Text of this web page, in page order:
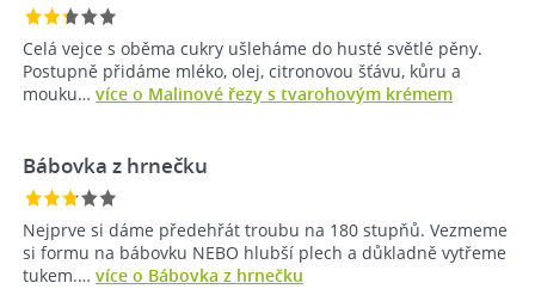
Celá vejce s oběma cukry ušleháme do husté světlé pěny.
Postupně přidáme mléko, olej, citronovou šťávu, kůru a
mouku… více o Malinové řezy s tvarohovým krémem
Bábovka z hrnečku
Nejprve si dáme předehřát troubu na 180 stupňů. Vezmeme
si formu na bábovku NEBO hlubší plech a důkladně vytřeme
tukem.… více o Bábovka z hrnečku